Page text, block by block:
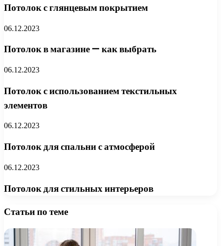
Потолок с глянцевым покрытием
06.12.2023
Потолок в магазине — как выбрать
06.12.2023
Потолок с использованием текстильных
элементов
06.12.2023
Потолок для спальни с атмосферой
06.12.2023
Потолок для стильных интерьеров
Статьи по теме